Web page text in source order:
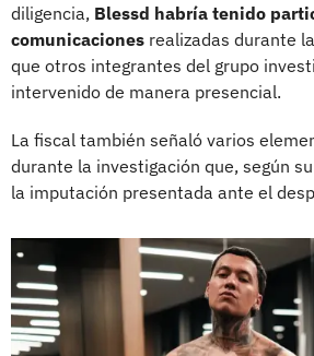
diligencia, Blessd habría tenido
comunicaciones realizadas durante
que otros integrantes del grupo
intervenido de manera presencial.
La fiscal también señaló varios
durante la investigación que, según
la imputación presentada ante el